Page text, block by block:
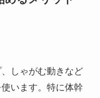
しゃがむ動きなど
います。特に体幹